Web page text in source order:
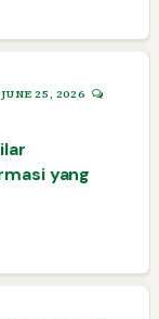
JUNE 25, 2026
yang